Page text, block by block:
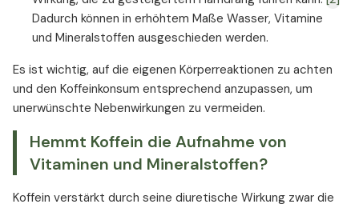
Dadurch können in erhöhtem Maße Wasser, Vitamine
und Mineralstoffen ausgeschieden werden.
Es ist wichtig, auf die eigenen Körperreaktionen zu achten
und den Koffeinkonsum entsprechend anzupassen, um
unerwünschte Nebenwirkungen zu vermeiden.
Hemmt Koffein die Aufnahme von
Vitaminen und Mineralstoffen?
Koffein verstärkt durch seine diuretische Wirkung zwar die